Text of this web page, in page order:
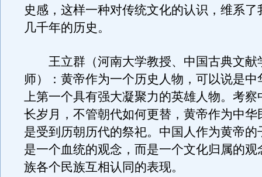
史感，这样一种对传统文化的认识，维系了
几千年的历史。
王立群（河南大学教授、中国古典文献
师）：黄帝作为一个历史人物，可以说是中
上第一个具有强大凝聚力的英雄人物。考察
长岁月，不管朝代如何更替，黄帝作为中华
是受到历朝历代的祭祀。中国人作为黄帝的
是一个血统的观念，而是一个文化归属的观
族各个民族互相认同的表现。